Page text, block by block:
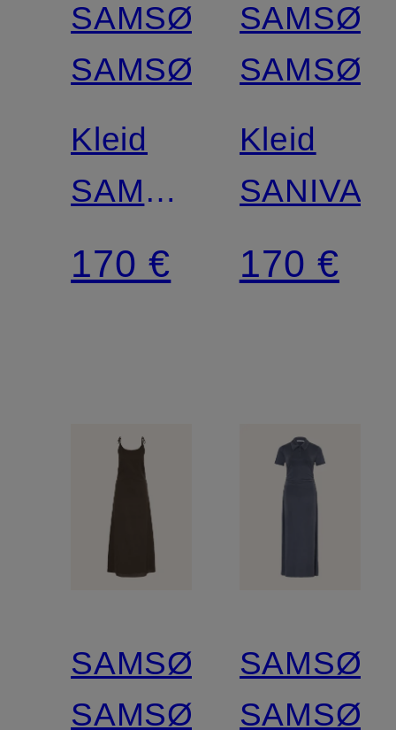
SAMSØE
SAMSØE
Kleid
SAMATERAN
mit 3/4-
Arm
170 €
SAMSØE
SAMSØE
Kleid
SANIVA
170 €
SAMSØE
SAMSØE
SAMSØE
SAMSØE